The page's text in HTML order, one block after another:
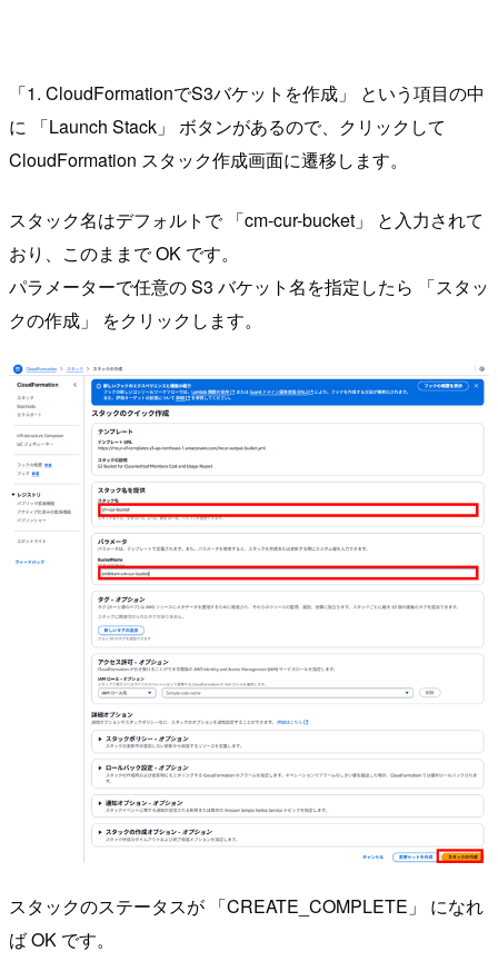
「1. CloudFormationでS3バケットを作成」 という項目の中
に 「Launch Stack」 ボタンがあるので、クリックして
CloudFormation スタック作成画面に遷移します。
スタック名はデフォルトで 「cm-cur-bucket」 と入力されて
おり、このままで OK です。
パラメーターで任意の S3 バケット名を指定したら 「スタッ
クの作成」 をクリックします。
スタックのステータスが 「CREATE_COMPLETE」 になれ
ば OK です。